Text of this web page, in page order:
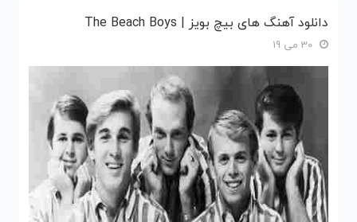
دانلود آهنگ های بیچ بویز | The Beach Boys